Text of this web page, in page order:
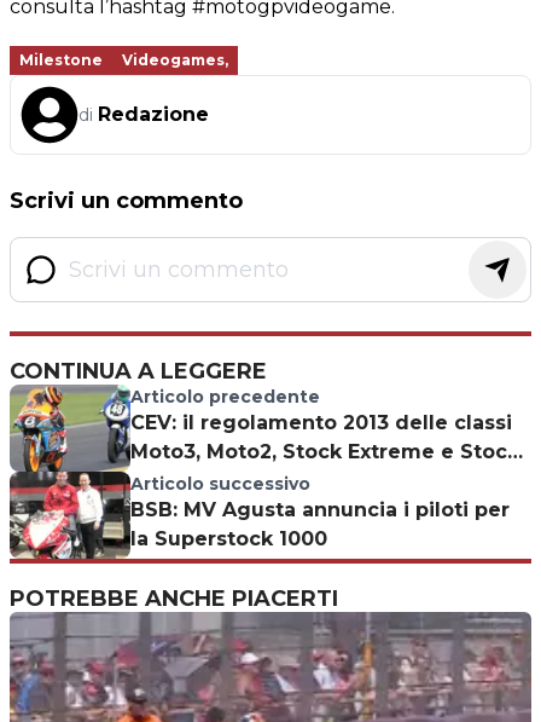
consulta l’hashtag #motogpvideogame.
Milestone Videogames,
di Redazione
Scrivi un commento
CONTINUA A LEGGERE
Articolo precedente
CEV: il regolamento 2013 delle classi
Moto3, Moto2, Stock Extreme e Stock
600
Articolo successivo
BSB: MV Agusta annuncia i piloti per
la Superstock 1000
POTREBBE ANCHE PIACERTI